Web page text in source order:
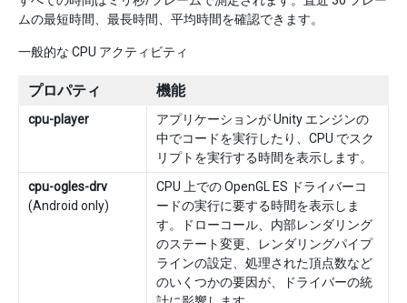
ムの最短時間、最長時間、平均時間を確認できます。
一般的な CPU アクティビティ
プロパティ 機能
cpu-player
アプリケーションが Unity エンジンの
中でコードを実行したり、CPU でスク
リプトを実行する時間を表示します。
cpu-ogles-drv
(Android only)
CPU 上での OpenGL ES ドライバーコ
ードの実行に要する時間を表示しま
す。ドローコール、内部レンダリング
のステート変更、レンダリングパイプ
ラインの設定、処理された頂点数など
のいくつかの要因が、ドライバーの統